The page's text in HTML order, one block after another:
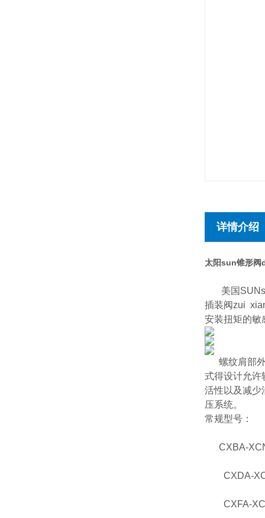
详情介绍
太阳sun锥形阀
美国
插装阀zui
安装扭矩的敏
螺纹肩部
式得设计允许
活性以及减少
压系统。
常规型号：
CXBA-XCN
CXDA-XCN
CXFA-XCN